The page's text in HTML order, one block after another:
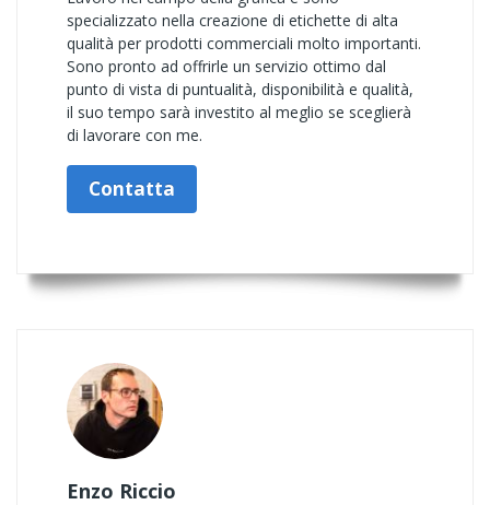
specializzato nella creazione di etichette di alta
qualità per prodotti commerciali molto importanti.
Sono pronto ad offrirle un servizio ottimo dal
punto di vista di puntualità, disponibilità e qualità,
il suo tempo sarà investito al meglio se sceglierà
di lavorare con me.
Contatta
Enzo Riccio